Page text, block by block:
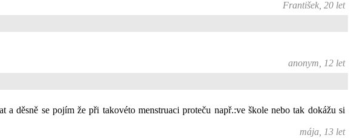
František, 20 let
anonym, 12 let
děsně se pojím že při takovéto menstruaci proteču např.:ve škole nebo tak dokážu si
mája, 13 let